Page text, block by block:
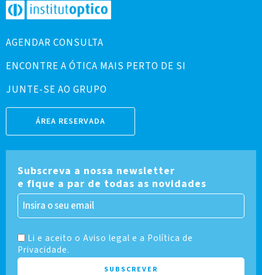
AGENDAR CONSULTA
ENCONTRE A ÓTICA MAIS PERTO DE SI
JUNTE-SE AO GRUPO
ÁREA RESERVADA
Subscreva a nossa newsletter
e fique a par de todas as novidades
Li e aceito o Aviso legal e a Política de
Privacidade.